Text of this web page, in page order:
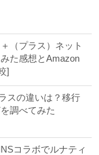
（プラス）ネット
た感想とAmazon
]
スの違いは？移行
調べてみた
コラボでルナティ